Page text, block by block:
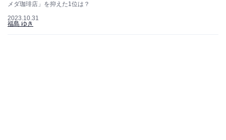
メダ珈琲店」を抑えた1位は？
2023.10.31
福島 ゆき